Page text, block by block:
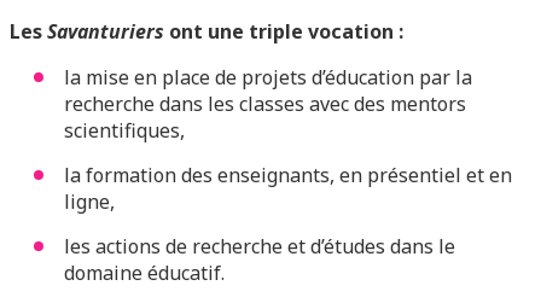
LesSavanturiers ont une triple vocation :
la mise en place de projets d’éducation par la
recherche dans les classes avec des mentors
scientifiques,
la formation des enseignants, en présentiel et en
ligne,
les actions de recherche et d’études dans le
domaine éducatif.